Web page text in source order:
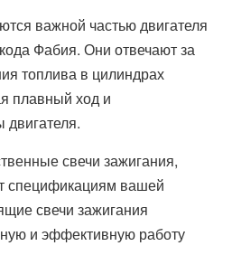
важной частью двигателя
Фабия. Они отвечают за
топлива в цилиндрах
плавный ход и
свечи зажигания,
спецификациям вашей
свечи зажигания
и эффективную работу